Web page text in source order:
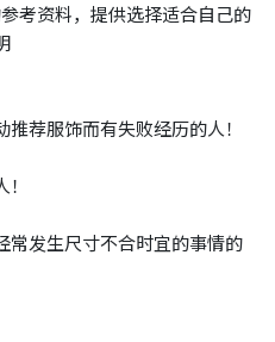
考资料，提供选择适合自己的
荐服饰而有失败经历的人！
常发生尺寸不合时宜的事情的